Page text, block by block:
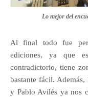
Lo mejor del
Al final todo fue
ediciones, ya que
contradictorio, tiene
bastante fácil.
y Pablo Avilés ya nos